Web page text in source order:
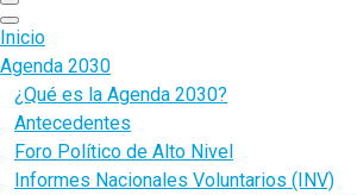
menu
Inicio
Agenda 2030
¿Qué es la Agenda 2030?
Antecedentes
Foro Político de Alto Nivel
Informes Nacionales Voluntarios (INV)